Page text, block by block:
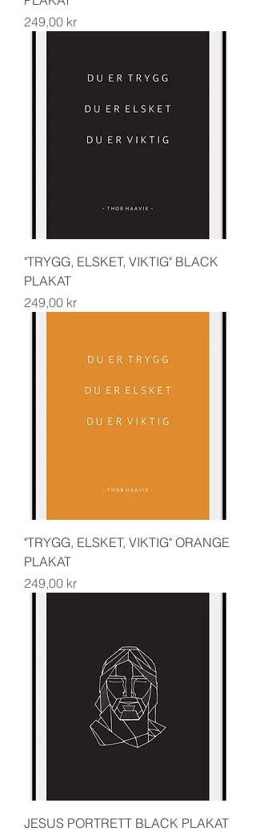
Pris
249,00 kr
"TRYGG, ELSKET, VIKTIG" BLACK
PLAKAT
Pris
249,00 kr
"TRYGG, ELSKET, VIKTIG" ORANGE
PLAKAT
Pris
249,00 kr
JESUS PORTRETT BLACK PLAKAT